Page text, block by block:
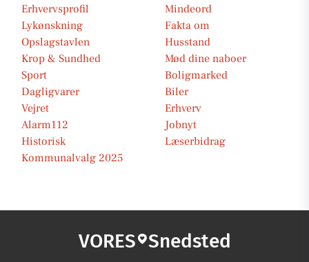
Erhvervsprofil
Mindeord
Lykønskning
Fakta om
Opslagstavlen
Husstand
Krop & Sundhed
Mød dine naboer
Sport
Boligmarked
Dagligvarer
Biler
Vejret
Erhverv
Alarm112
Jobnyt
Historisk
Læserbidrag
Kommunalvalg 2025
VORES Snedsted